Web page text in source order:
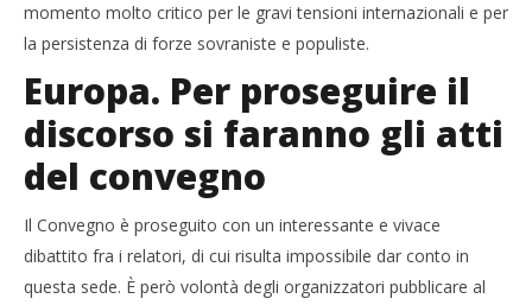
momento molto critico per le gravi tensioni internazionali e per
la persistenza di forze sovraniste e populiste.
Europa. Per proseguire il
discorso si faranno gli atti
del convegno
Il Convegno è proseguito con un interessante e vivace
dibattito fra i relatori, di cui risulta impossibile dar conto in
questa sede. È però volontà degli organizzatori pubblicare al